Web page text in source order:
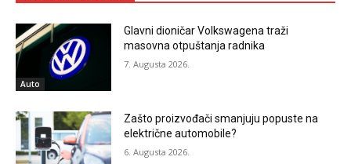
Auto
Glavni dioničar Volkswagena traži
masovna otpuštanja radnika
7. Augusta 2026.
Zašto proizvođači smanjuju popuste na
električne automobile?
6. Augusta 2026.